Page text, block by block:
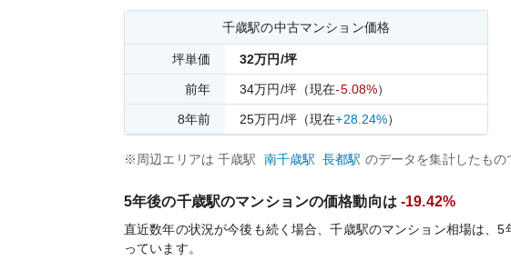
千歳駅の中古マンション価格
坪単価 32万円/坪
前年 34万円/坪（現在-5.08%）
8年前 25万円/坪（現在+28.24%）
※周辺エリアは 千歳駅 南千歳駅 長都駅 のデータを集計したもの
5年後の千歳駅のマンションの価格動向は -19.42%
直近数年の状況が今後も続く場合、千歳駅のマンション相場は、5
っています。